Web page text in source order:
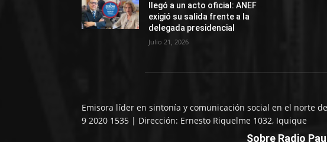
llegó a un acto oficial: ANEF
exigió su salida frente a la
delegada presidencial
Julio 21, 2026
Emisora líder en sintonía y comunicación social en el norte
9 2020 1535 | Dirección: Ernesto Riquelme 1032, Iquique
Sobre Radio